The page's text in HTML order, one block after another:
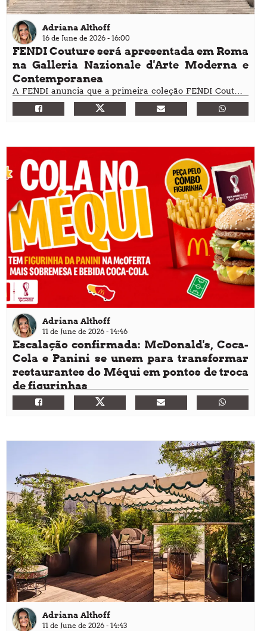
Adriana Althoff
16 de June de 2026 - 16:00
FENDI Couture será apresentada em Roma
na Galleria Nazionale d'Arte Moderna e
Contemporanea
A FENDI anuncia que a primeira coleção FENDI Couture
Outono/Inverno 2026–2027, assinada por Maria Grazia
Chiuri, será apresentada na Galleria Nazionale d’Arte
Adriana Althoff
11 de June de 2026 - 14:46
Escalação confirmada: McDonald's, Coca-
Cola e Panini se unem para transformar
restaurantes do Méqui em pontos de troca
de figurinhas
O ponto de encontro perfeito para troca de figurinhas do
álbum da Copa do Mundo já tem um endereço oficial!
Adriana Althoff
11 de June de 2026 - 14:43